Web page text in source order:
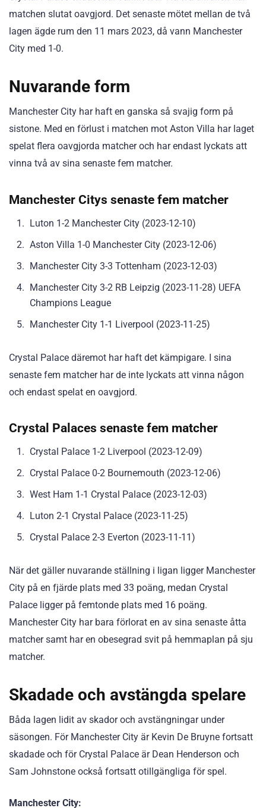
matchen slutat oavgjord. Det senaste mötet mellan de två
lagen ägde rum den 11 mars 2023, då vann Manchester
City med 1-0.
Nuvarande form
Manchester City har haft en ganska så svajig form på
sistone. Med en förlust i matchen mot Aston Villa har laget
spelat flera oavgjorda matcher och har endast lyckats att
vinna två av sina senaste fem matcher.
Manchester Citys senaste fem matcher
Luton 1-2 Manchester City (2023-12-10)
Aston Villa 1-0 Manchester City (2023-12-06)
Manchester City 3-3 Tottenham (2023-12-03)
Manchester City 3-2 RB Leipzig (2023-11-28) UEFA
Champions League
Manchester City 1-1 Liverpool (2023-11-25)
Crystal Palace däremot har haft det kämpigare. I sina
senaste fem matcher har de inte lyckats att vinna någon
och endast spelat en oavgjord.
Crystal Palaces senaste fem matcher
Crystal Palace 1-2 Liverpool (2023-12-09)
Crystal Palace 0-2 Bournemouth (2023-12-06)
West Ham 1-1 Crystal Palace (2023-12-03)
Luton 2-1 Crystal Palace (2023-11-25)
Crystal Palace 2-3 Everton (2023-11-11)
När det gäller nuvarande ställning i ligan ligger Manchester
City på en fjärde plats med 33 poäng, medan Crystal
Palace ligger på femtonde plats med 16 poäng.
Manchester City har bara förlorat en av sina senaste åtta
matcher samt har en obesegrad svit på hemmaplan på sju
matcher.
Skadade och avstängda spelare
Båda lagen lidit av skador och avstängningar under
säsongen. För Manchester City är Kevin De Bruyne fortsatt
skadade och för Crystal Palace är Dean Henderson och
Sam Johnstone också fortsatt otillgängliga för spel.
Manchester City: